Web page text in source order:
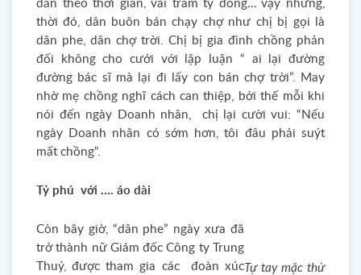
dần theo thời gian, vài trăm tỷ đồng… vậy nhưng,
thời đó, dân buôn bán chạy chợ như chị bị gọi là
dân phe, dân chợ trời. Chị bị gia đình chồng phản
đối không cho cưới với lập luận “ ai lại đường
đường bác sĩ mà lại đi lấy con bán chợ trời”. May
nhờ mẹ chồng nghĩ cách can thiệp, bởi thế mỗi khi
nói đến ngày Doanh nhân, chị lại cười vui: “Nếu
ngày Doanh nhân có sớm hơn, tôi đâu phải suýt
mất chồng“.
Tỷ phú với …. áo dài
Tự tay mặc thử
Còn bây giờ, “dân phe” ngày xưa đã
trở thành nữ Giám đốc Công ty Trung
Thuỷ, được tham gia các đoàn xúc